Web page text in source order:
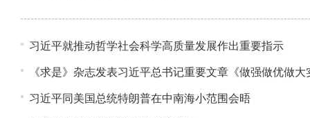
习近平就推动哲学社会科学高质量发展作出重要指示
《求是》杂志发表习近平总书记重要文章《做强做优做大
习近平同美国总统特朗普在中南海小范围会晤